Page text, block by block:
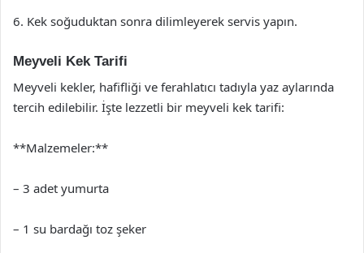
6. Kek soğuduktan sonra dilimleyerek servis yapın.
Meyveli Kek Tarifi
Meyveli kekler, hafifliği ve ferahlatıcı tadıyla yaz aylarında
tercih edilebilir. İşte lezzetli bir meyveli kek tarifi:
**Malzemeler:**
– 3 adet yumurta
– 1 su bardağı toz şeker